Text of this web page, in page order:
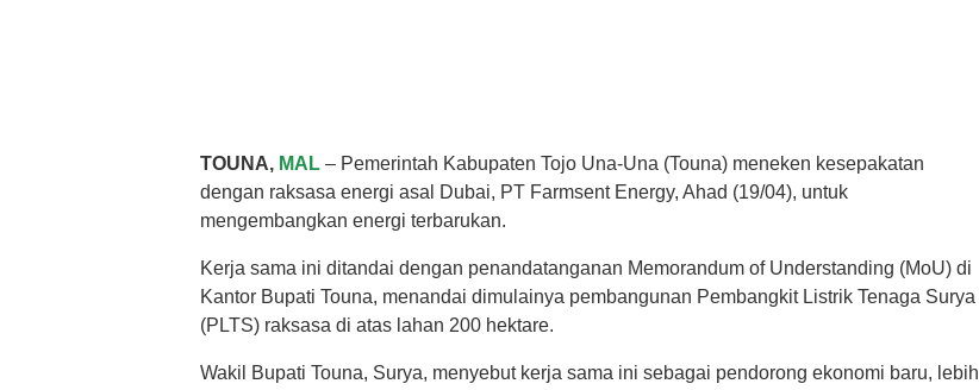
TOUNA, MAL – Pemerintah Kabupaten Tojo Una-Una (Touna) meneken kesepakatan
dengan raksasa energi asal Dubai, PT Farmsent Energy, Ahad (19/04), untuk
mengembangkan energi terbarukan.
Kerja sama ini ditandai dengan penandatanganan Memorandum of Understanding (MoU) di
Kantor Bupati Touna, menandai dimulainya pembangunan Pembangkit Listrik Tenaga Surya
(PLTS) raksasa di atas lahan 200 hektare.
Wakil Bupati Touna, Surya, menyebut kerja sama ini sebagai pendorong ekonomi baru, lebih